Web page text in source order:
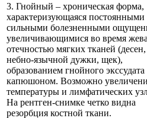
3. Гнойный – хроническая форма,
характеризующаяся постоянными
сильными болезненными
увеличивающимися во время
отечностью мягких тканей (десен,
небно-язычной дужки, щек),
образованием гнойного
капюшоном. Возможно
температуры и лимфатических
На рентген-снимке четко видна
резорбция костной ткани.